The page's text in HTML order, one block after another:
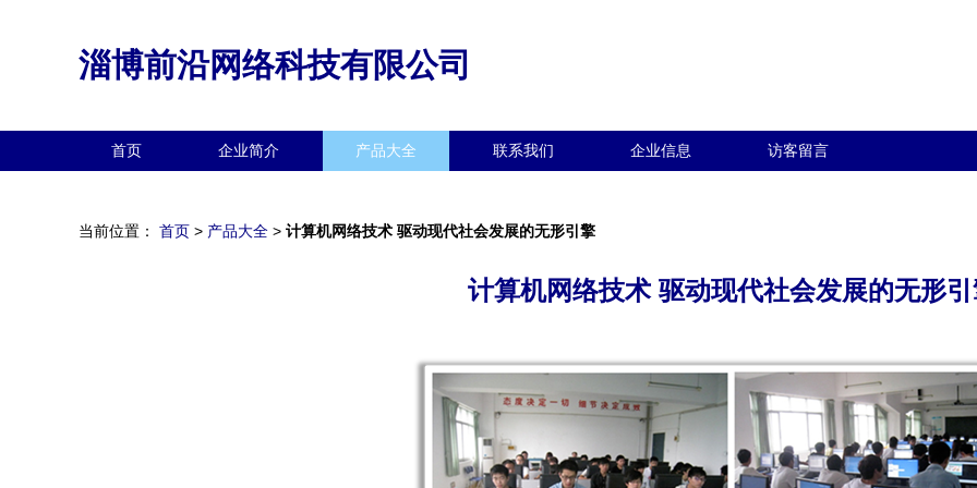
淄博前沿网络科技有限公司
首页 企业简介 产品大全 联系我们 企业信息 访客留言
当前位置： 首页 > 产品大全 > 计算机网络技术 驱动现代社会发展的无形引擎
计算机网络技术 驱动现代社会发展的无形